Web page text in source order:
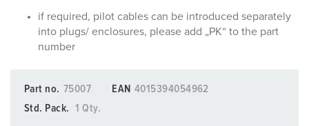
if required, pilot cables can be introduced separately
into plugs/ enclosures, please add „PK“ to the part
number
Part no. 75007 EAN 4015394054962
Std. Pack.
1 Qty.